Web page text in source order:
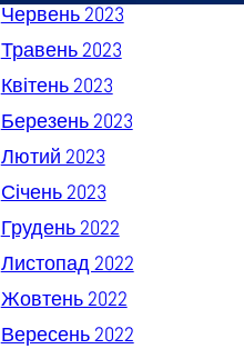
Червень 2023
Травень 2023
Квітень 2023
Березень 2023
Лютий 2023
Січень 2023
Грудень 2022
Листопад 2022
Жовтень 2022
Вересень 2022